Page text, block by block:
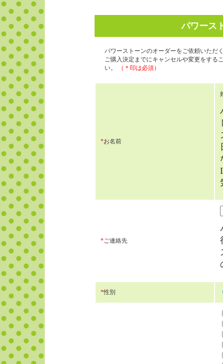
パワース
パワーストーンのオーダーをご依頼いただ
ご購入決定までにキャンセルや変更をする
い。
（＊印は必須）
*お名前
*ご連絡先
*性別